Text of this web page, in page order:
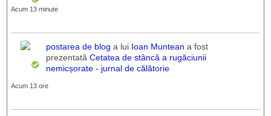
Acum 13 minute
postarea de blog a lui Ioan Muntean a fost
prezentată Cetatea de stâncă a rugăciunii
nemicșorate - jurnal de călătorie
Acum 13 ore